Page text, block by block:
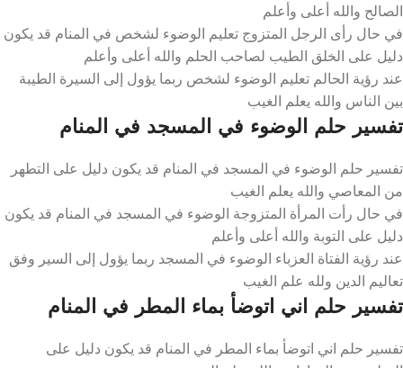
الصالح والله أعلى وأعلم
في حال رأى الرجل المتزوج تعليم الوضوء لشخص في المنام قد يكون
دليل على الخلق الطيب لصاحب الحلم والله أعلى وأعلم
عند رؤية الحالم تعليم الوضوء لشخص ربما يؤول إلى السيرة الطيبة
بين الناس والله يعلم الغيب
تفسير حلم الوضوء في المسجد في المنام
تفسير حلم الوضوء في المسجد في المنام قد يكون دليل على التطهر
من المعاصي والله يعلم الغيب
في حال رأت المرأة المتزوجة الوضوء في المسجد في المنام قد يكون
دليل على التوبة والله أعلى وأعلم
عند رؤية الفتاة العزباء الوضوء في المسجد ربما يؤول إلى السير وفق
تعاليم الدين ولله علم الغيب
تفسير حلم اني اتوضأ بماء المطر في المنام
تفسير حلم اني اتوضأ بماء المطر في المنام قد يكون دليل على